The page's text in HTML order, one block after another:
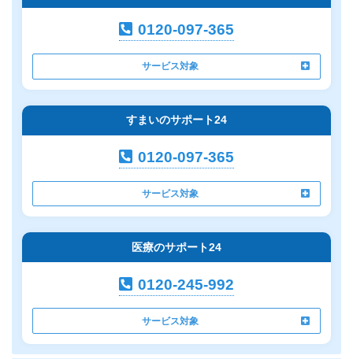
0120-097-365
サービス対象
すまいのサポート24
0120-097-365
サービス対象
医療のサポート24
0120-245-992
サービス対象